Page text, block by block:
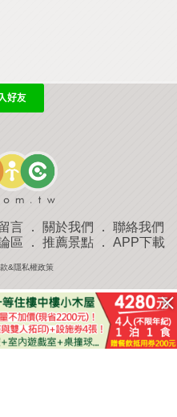
言 ． 關於我們 ． 聯絡我們
區 ． 推薦景點． APP下載
&隱私權政策